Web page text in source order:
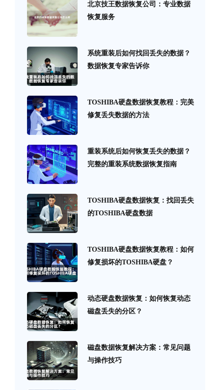
北京技王数据恢复公司：专业数据
恢复服务
系统重装后如何找回丢失的数据？
数据恢复专家告诉你
TOSHIBA硬盘数据恢复教程：完美
修复丢失数据的方法
重装系统后如何恢复丢失的数据？
完整的重装系统数据恢复指南
TOSHIBA硬盘数据恢复：找回丢失
的TOSHIBA硬盘数据
TOSHIBA硬盘数据恢复教程：如何
修复损坏的TOSHIBA硬盘？
动态硬盘数据恢复：如何恢复动态
磁盘丢失的分区？
磁盘数据恢复解决方案：常见问题
与操作技巧